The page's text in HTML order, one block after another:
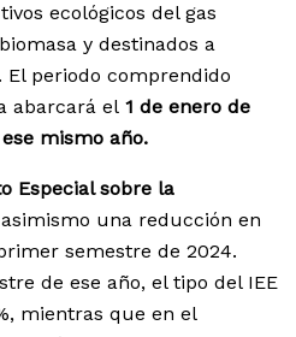
ecológicos del gas
y destinados a
periodo comprendido
abarcará el 1 de enero de
mismo año.
Especial sobre la
una reducción en
semestre de 2024.
de ese año, el tipo del IEE
mientras que en el